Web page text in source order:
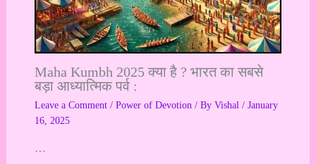
Maha Kumbh 2025 क्या है ? भारत का सबसे
बड़ा आध्यात्मिक पर्व :
Leave a Comment / Power of Devotion/ By Vishal / January
16, 2025
…